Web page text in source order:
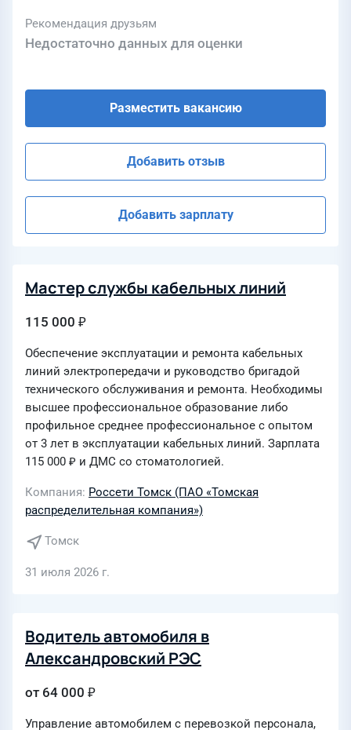
Рекомендация друзьям
Недостаточно данных для оценки
Разместить вакансию
Добавить отзыв
Добавить зарплату
Мастер службы кабельных линий
115 000 ₽
Обеспечение эксплуатации и ремонта кабельных
линий электропередачи и руководство бригадой
технического обслуживания и ремонта. Необходимы
высшее профессиональное образование либо
профильное среднее профессиональное с опытом
от 3 лет в эксплуатации кабельных линий. Зарплата
115 000 ₽ и ДМС со стоматологией.
Компания Россети Томск (ПАО «Томская
распределительная компания»)
Томск
31 июля 2026 г.
Водитель автомобиля в
Александровский РЭС
от 64 000 ₽
Управление автомобилем с перевозкой персонала,